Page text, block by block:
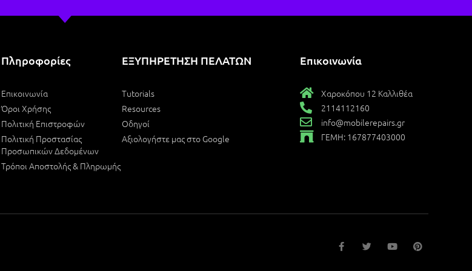
Πληροφορίες
Επικοινωνία
Όροι Χρήσης
Πολιτική Επιστροφών
Πολιτική Προστασίας
Προσωπικών Δεδομένων
Τρόποι Αποστολής & Πληρωμής
ΕΞΥΠΗΡΕΤΗΣΗ ΠΕΛΑΤΩΝ
Tutorials
Resources
Οδηγοί
Αξιολογήστε μας στο Google
Επικοινωνία
Χαροκόπου 12 Καλλιθέα
2114112160
info@mobilerepairs.gr
ΓΕΜΗ: 167877403000